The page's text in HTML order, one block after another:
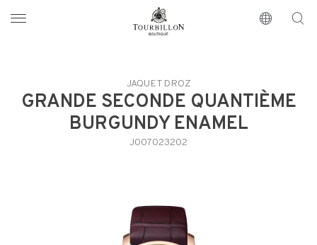
https://www.tourbillon.com/index.php/fr
JAQUET DROZ
GRANDE SECONDE QUANTIÈME
BURGUNDY ENAMEL
J007023202